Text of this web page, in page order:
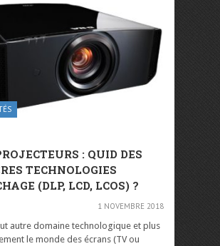
: QUID DES
TECHNOLOGIES
(DLP, LCD, LCOS) ?
1 NOVEMBRE 2018
autre domaine technologique et plus
le monde des écrans (TV ou